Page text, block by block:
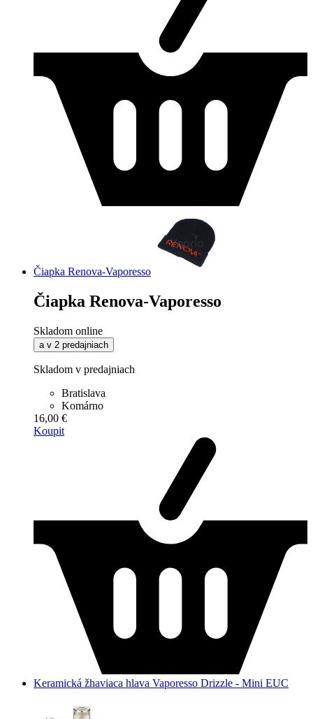
Čiapka Renova-Vaporesso
Čiapka Renova-Vaporesso
Skladom online
a v 2 predajniach
Skladom v predajniach
Bratislava
Komárno
16,00 €
Koupit
Keramická žhaviaca hlava Vaporesso Drizzle - Mini EUC